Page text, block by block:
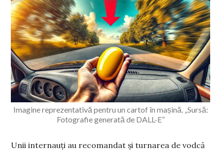
Imagine reprezentativă pentru un cartof în mașină. „Sursă:
Fotografie generată de DALL-E”
Unii internauți au recomandat și turnarea de vodcă